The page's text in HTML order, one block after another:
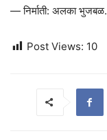
— निर्माती: अलका भुजबळ.
Post Views: 10